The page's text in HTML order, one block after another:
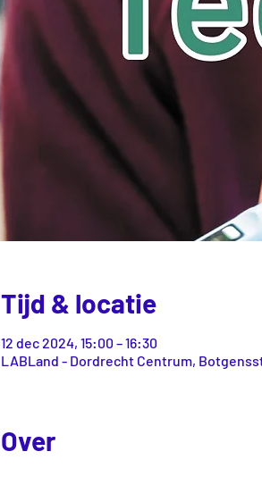
Tijd & locatie
12 dec 2024, 15:00 – 16:30
LABLand - Dordrecht Centrum,
Over